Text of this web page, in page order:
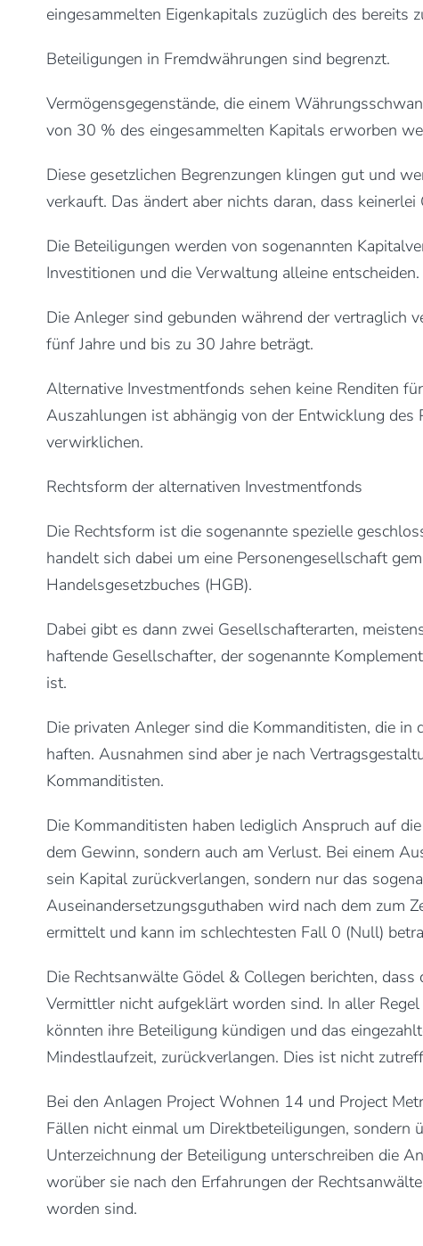
eingesammelten Eigenkapitals zuzüglich des bereits
Beteiligungen in Fremdwährungen sind begrenzt.
Vermögensgegenstände, die einem
von 30 % des eingesammelten Kapitals erworben
Diese gesetzlichen Begrenzungen klingen gut und
verkauft. Das ändert aber nichts daran, dass
Die Beteiligungen werden von sogenannten
Investitionen und die Verwaltung alleine entscheiden.
Die Anleger sind gebunden während der vertraglich
fünf Jahre und bis zu 30 Jahre beträgt.
Alternative Investmentfonds sehen keine Renditen
Auszahlungen ist abhängig von der Entwicklung des
verwirklichen.
Rechtsform der alternativen Investmentfonds
Die Rechtsform ist die sogenannte spezielle
handelt sich dabei um eine Personengesellschaft
Handelsgesetzbuches (HGB).
Dabei gibt es dann zwei Gesellschafterarten,
haftende Gesellschafter, der sogenannte
ist.
Die privaten Anleger sind die Kommanditisten, die
haften. Ausnahmen sind aber je nach
Kommanditisten.
Die Kommanditisten haben lediglich Anspruch auf
dem Gewinn, sondern auch am Verlust. Bei einem
sein Kapital zurückverlangen, sondern nur das
Auseinandersetzungsguthaben wird nach dem zum
ermittelt und kann im schlechtesten Fall 0 (Null)
Die Rechtsanwälte Gödel & Collegen berichten,
Vermittler nicht aufgeklärt worden sind. In aller
könnten ihre Beteiligung kündigen und das
Mindestlaufzeit, zurückverlangen. Dies ist nicht
Bei den Anlagen Project Wohnen 14 und Project
Fällen nicht einmal um Direktbeteiligungen, sondern
Unterzeichnung der Beteiligung unterschreiben die
worüber sie nach den Erfahrungen der
worden sind.